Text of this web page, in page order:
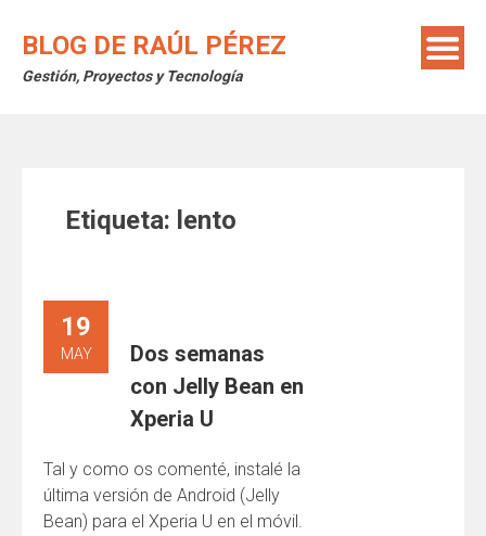
BLOG DE RAÚL PÉREZ
Gestión, Proyectos y Tecnología
Etiqueta: lento
19
MAY
Dos semanas
con Jelly Bean en
Xperia U
Tal y como os comenté, instalé la
última versión de Android (Jelly
Bean) para el Xperia U en el móvil.